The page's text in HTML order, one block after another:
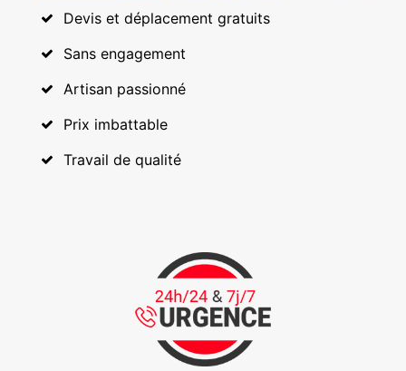
Devis et déplacement gratuits
Sans engagement
Artisan passionné
Prix imbattable
Travail de qualité